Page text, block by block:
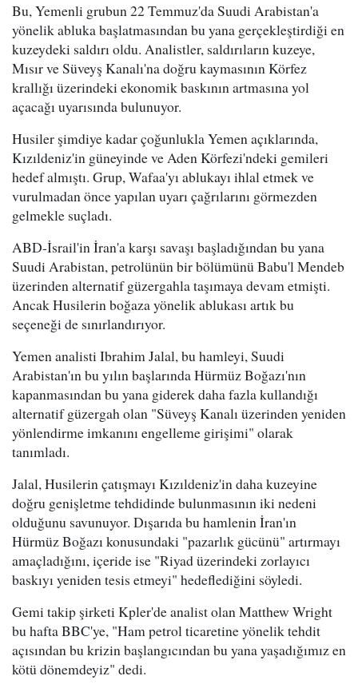
Bu, Yemenli grubun 22 Temmuz'da Suudi Arabistan'a
yönelik abluka başlatmasından bu yana gerçekleştirdiği en
kuzeydeki saldırı oldu. Analistler, saldırıların kuzeye,
Mısır ve Süveyş Kanalı'na doğru kaymasının Körfez
krallığı üzerindeki ekonomik baskının artmasına yol
açacağı uyarısında bulunuyor.
Husiler şimdiye kadar çoğunlukla Yemen açıklarında,
Kızıldeniz'in güneyinde ve Aden Körfezi'ndeki gemileri
hedef almıştı. Grup, Wafaa'yı ablukayı ihlal etmek ve
vurulmadan önce yapılan uyarı çağrılarını görmezden
gelmekle suçladı.
ABD-İsrail'in İran'a karşı savaşı başladığından bu yana
Suudi Arabistan, petrolünün bir bölümünü Babu'l Mendeb
üzerinden alternatif güzergahla taşımaya devam etmişti.
Ancak Husilerin boğaza yönelik ablukası artık bu
seçeneği de sınırlandırıyor.
Yemen analisti Ibrahim Jalal, bu hamleyi, Suudi
Arabistan'ın bu yılın başlarında Hürmüz Boğazı'nın
kapanmasından bu yana giderek daha fazla kullandığı
alternatif güzergah olan "Süveyş Kanalı üzerinden yeniden
yönlendirme imkanını engelleme girişimi" olarak
tanımladı.
Jalal, Husilerin çatışmayı Kızıldeniz'in daha kuzeyine
doğru genişletme tehdidinde bulunmasının iki nedeni
olduğunu savunuyor. Dışarıda bu hamlenin İran'ın
Hürmüz Boğazı konusundaki "pazarlık gücünü" artırmayı
amaçladığını, içeride ise "Riyad üzerindeki zorlayıcı
baskıyı yeniden tesis etmeyi" hedeflediğini söyledi.
Gemi takip şirketi Kpler'de analist olan Matthew Wright
bu hafta BBC'ye, "Ham petrol ticaretine yönelik tehdit
açısından bu krizin başlangıcından bu yana yaşadığımız en
kötü dönemdeyiz" dedi.